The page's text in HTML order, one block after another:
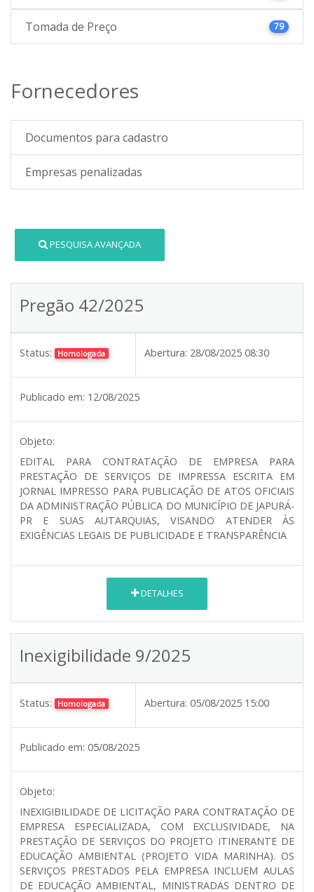
Tomada de Preço 79
Fornecedores
Documentos para cadastro
Empresas penalizadas
PESQUISA AVANÇADA
Pregão 42/2025
Status: Homologada Abertura: 28/08/2025 08:30
Publicado em: 12/08/2025
Objeto:
EDITAL PARA CONTRATAÇÃO DE EMPRESA PARA
PRESTAÇÃO DE SERVIÇOS DE IMPRESSA ESCRITA EM
JORNAL IMPRESSO PARA PUBLICAÇÃO DE ATOS OFICIAIS
DA ADMINISTRAÇÃO PÚBLICA DO MUNICÍPIO DE JAPURÁ-
PR E SUAS AUTARQUIAS, VISANDO ATENDER ÀS
EXIGÊNCIAS LEGAIS DE PUBLICIDADE E TRANSPARÊNCIA
DETALHES
Inexigibilidade 9/2025
Status: Homologada Abertura: 05/08/2025 15:00
Publicado em: 05/08/2025
Objeto:
INEXIGIBILIDADE DE LICITAÇÃO PARA CONTRATAÇÃO DE
EMPRESA ESPECIALIZADA, COM EXCLUSIVIDADE, NA
PRESTAÇÃO DE SERVIÇOS DO PROJETO ITINERANTE DE
EDUCAÇÃO AMBIENTAL (PROJETO VIDA MARINHA). OS
SERVIÇOS PRESTADOS PELA EMPRESA INCLUEM AULAS
DE EDUCAÇÃO AMBIENTAL, MINISTRADAS DENTRO DE